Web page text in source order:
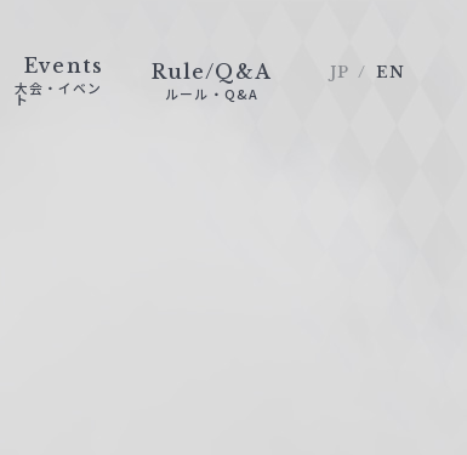
Events
大会・イベン
ト
Rule/Q&A
ルール・Q&A
JP EN